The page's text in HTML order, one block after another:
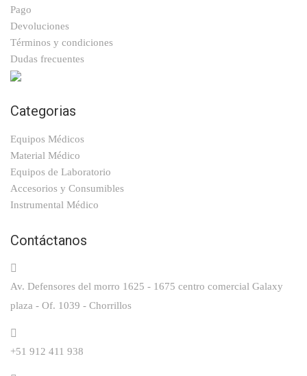
Pago
Devoluciones
Términos y condiciones
Dudas frecuentes
Categorias
Equipos Médicos
Material Médico
Equipos de Laboratorio
Accesorios y Consumibles
Instrumental Médico
Contáctanos
Av. Defensores del morro 1625 - 1675 centro comercial Galaxy
plaza - Of. 1039 - Chorrillos
+51 912 411 938